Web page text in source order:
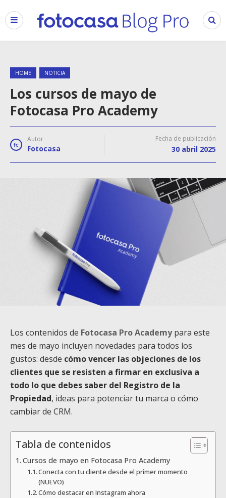
HOME NOTICIA
Los cursos de mayo de
Fotocasa Pro Academy
Autor
Fotocasa
Fecha de publicación
30 abril 2025
Los contenidos de Fotocasa Pro Academypara este
mes de mayo incluyen novedades para todos los
gustos: desde cómo vencer las objeciones de los
clientes que se resisten a firmar en exclusiva a
todo lo que debes saber del Registro de la
Propiedad, ideas para potenciar tu marca o cómo
cambiar de CRM.
Tabla de contenidos
Cursos de mayo en Fotocasa Pro Academy
Conecta con tu cliente desde el primer momento
(NUEVO)
Cómo destacar en Instagram ahora